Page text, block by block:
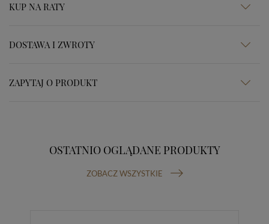
KUP NA RATY
DOSTAWA I ZWROTY
ZAPYTAJ O PRODUKT
OSTATNIO OGLĄDANE PRODUKTY
ZOBACZ WSZYSTKIE